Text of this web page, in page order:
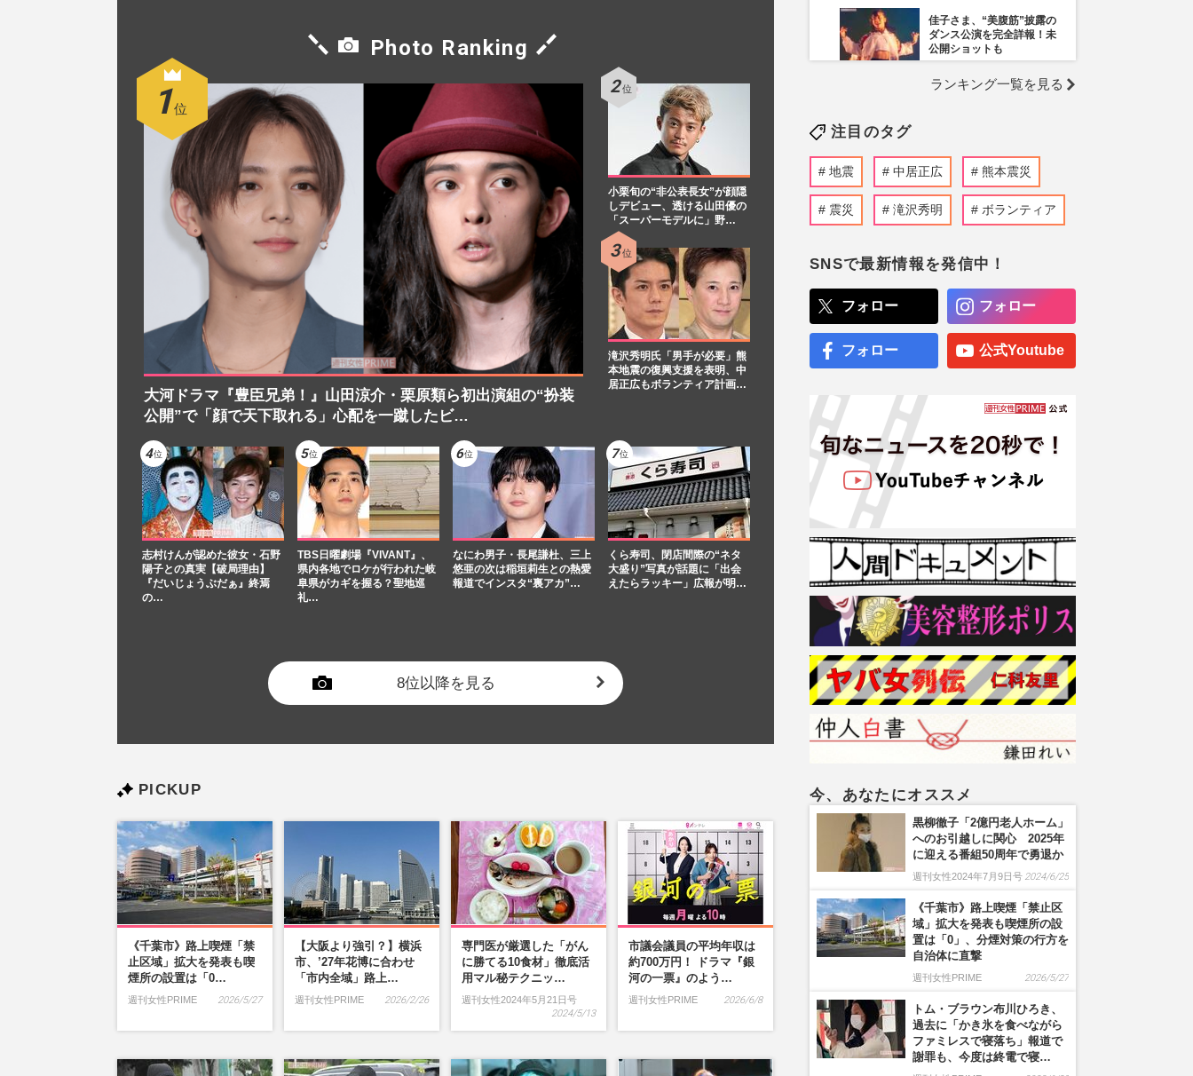
Photo Ranking
大河ドラマ『豊臣兄弟！』山田涼介・栗原類ら初出演組の“扮装
公開”で「顔で天下取れる」心配を一蹴したビ…
小栗旬の“非公表長女”が顔隠
しデビュー、透ける山田優の
「スーパーモデルに」野…
滝沢秀明氏「男手が必要」熊
本地震の復興支援を表明、中
居正広もボランティア計画…
志村けんが認めた彼女・石野
陽子との真実【破局理由】
『だいじょうぶだぁ』終焉
の…
TBS日曜劇場『VIVANT』、
県内各地でロケが行われた岐
阜県がカギを握る？聖地巡
礼…
なにわ男子・長尾謙杜、三上
悠亜の次は稲垣莉生との熱愛
報道でインスタ“裏アカ”…
くら寿司、閉店間際の“ネタ
大盛り”写真が話題に「出会
えたらラッキー」広報が明…
8位以降を見る
PICKUP
《千葉市》路上喫煙「禁
止区域」拡大を発表も喫
煙所の設置は「0…
週刊女性PRIME 2026/5/27
【大阪より強引？】横浜
市、’27年花博に合わせ
「市内全域」路上…
週刊女性PRIME 2026/2/26
専門医が厳選した「がん
に勝てる10食材」徹底活
用マル秘テクニッ…
週刊女性2024年5月21日号
2024/5/13
市議会議員の平均年収は
約700万円！ ドラマ『銀
河の一票』のよう…
週刊女性PRIME 2026/6/8
佳子さま、“美腹筋”披露の
ダンス公演を完全詳報！未
公開ショットも
《千葉市》路上喫煙「禁止
小栗旬の“非公表長女”が顔
隠しデビュー、透ける山田
優の「スーパーモデルに」
野望
ルメイクよりいい》の
ャップで好感度爆上がり
Mrs. GREEN APPLE×ミス
タードーナツコラボ“限定ボ
ックス”が転売「これ買う人
もすごい」と賛否、懸念さ
専門医が厳選した「がんに
勝てる10食材」徹底活用マ
ル秘テクニック、1日10点
理で手軽にがん予防
内全域」路上喫煙禁止方針
も、喫煙所整備は“ノープラ
ン”の現状
志村けんが認めた彼女・石
野陽子との真実【破局理
由】『だいじょうぶだぁ』
終焉の裏側
ランキング一覧を見る
注目のタグ
地震 中居正広 熊本震災
震災 滝沢秀明 ボランティア
SNSで最新情報を発信中！
フォロー フォロー
フォロー 公式Youtube
今、あなたにオススメ
黒柳徹子「2億円老人ホーム」
へのお引越しに関心 2025年
に迎える番組50周年で勇退か
週刊女性2024年7月9日号 2024/6/25
《千葉市》路上喫煙「禁止区
域」拡大を発表も喫煙所の設
置は「0」、分煙対策の行方を
自治体に直撃
週刊女性PRIME 2026/5/27
トム・ブラウン布川ひろき、
過去に「かき氷を食べながら
ファミレスで寝落ち」報道で
謝罪も、今度は終電で寝…